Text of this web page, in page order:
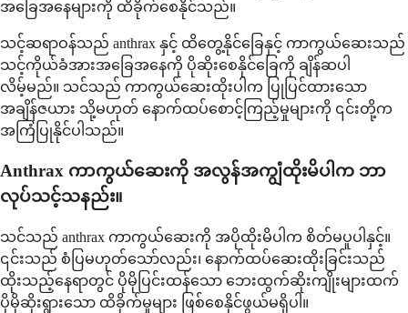
အခြေအနေများကို ထိခိုက်စေနိုင်သည်။
သင့်ဆရာဝန်သည် anthrax နှင့် ထိတွေ့နိုင်ခြေနှင့် ကာကွယ်ဆေးသည်
သင့်ကိုယ်ခံအားအခြေအနေကို ပိုဆိုးစေနိုင်ခြေကို ချိန်ဆပါ
လိမ့်မည်။ သင်သည် ကာကွယ်ဆေးထိုးပါက ပြုပြင်ထားသော
အချိန်ဇယား သို့မဟုတ် နောက်ထပ်စောင့်ကြည့်မှုများကို ၎င်းတို့က
အကြံပြုနိုင်ပါသည်။
Anthrax ကာကွယ်ဆေးကို အလွန်အကျွံထိုးမိပါက ဘာ
လုပ်သင့်သနည်း။
သင်သည် anthrax ကာကွယ်ဆေးကို အပိုထိုးမိပါက စိတ်မပူပါနှင့်။
၎င်းသည် စံပြမဟုတ်သော်လည်း၊ နောက်ထပ်ဆေးထိုးခြင်းသည်
ထိုးသည့်နေရာတွင် ပိုမိုပြင်းထန်သော ဘေးထွက်ဆိုးကျိုးများထက်
ပိုမိုဆိုးရွားသော ထိခိုက်မှုများ ဖြစ်စေနိုင်ဖွယ်မရှိပါ။